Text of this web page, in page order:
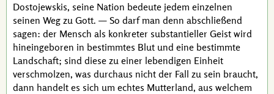
Dostojewskis, seine Nation bedeute jedem einzelnen
seinen Weg zu Gott. — So darf man denn abschließend
sagen: der Mensch als konkreter substantieller Geist wird
hineingeboren in bestimmtes Blut und eine bestimmte
Landschaft; sind diese zu einer lebendigen Einheit
verschmolzen, was durchaus nicht der Fall zu sein braucht,
dann handelt es sich um echtes Mutterland, aus welchem